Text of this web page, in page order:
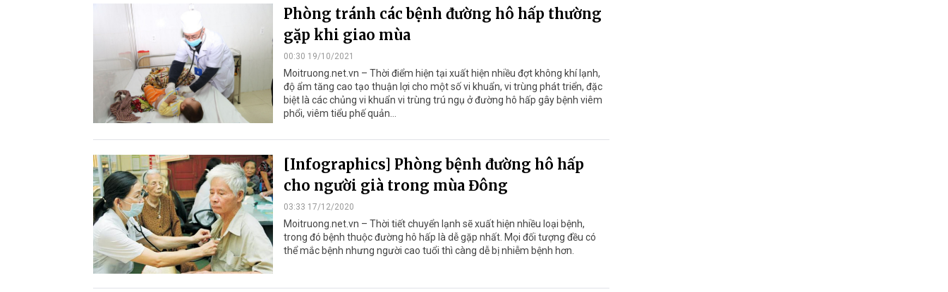
Phòng tránh các bệnh đường hô hấp thường
gặp khi giao mùa
00:30 19/10/2021
Moitruong.net.vn – Thời điểm hiện tại xuất hiện nhiều đợt không khí lạnh,
độ ẩm tăng cao tạo thuận lợi cho một số vi khuẩn, vi trùng phát triển, đặc
biệt là các chủng vi khuẩn vi trùng trú ngụ ở đường hô hấp gây bệnh viêm
phổi, viêm tiểu phế quản…
[Infographics] Phòng bệnh đường hô hấp
cho người già trong mùa Đông
03:33 17/12/2020
Moitruong.net.vn – Thời tiết chuyển lạnh sẽ xuất hiện nhiều loại bệnh,
trong đó bệnh thuộc đường hô hấp là dễ gặp nhất. Mọi đối tượng đều có
thể mắc bệnh nhưng người cao tuổi thì càng dễ bị nhiễm bệnh hơn.